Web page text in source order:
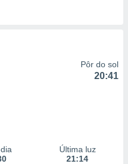
Pôr do sol
20:41
Última luz
21:14